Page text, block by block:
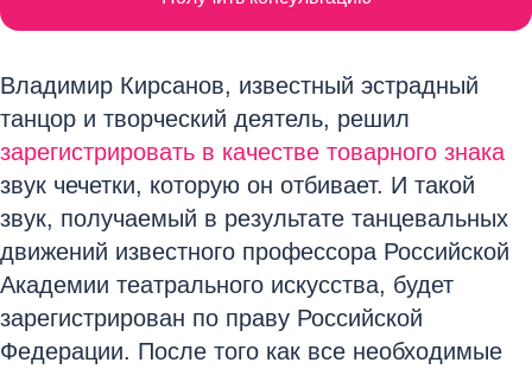
Владимир Кирсанов, известный эстрадный
танцор и творческий деятель, решил
зарегистрировать в качестве товарного знака
звук чечетки, которую он отбивает. И такой
звук, получаемый в результате танцевальных
движений известного профессора Российской
Академии театрального искусства, будет
зарегистрирован по праву Российской
Федерации. После того как все необходимые